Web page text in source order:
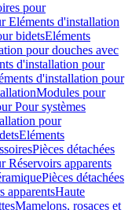
pour
Eléments d'installation
bidetsEléments
pour douches avec
d'installation pour
d'installation pour
Modules pour
Pour systèmes
pour
Eléments
Pièces détachées
Réservoirs apparents
Pièces détachées
apparentsHaute
Mamelons, rosaces et